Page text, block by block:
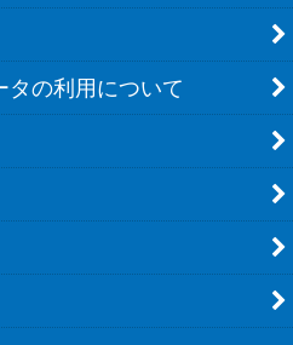
タの利用について